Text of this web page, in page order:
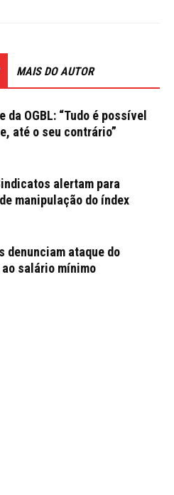
MAIS DO AUTOR
da OGBL: “Tudo é possível
até o seu contrário”
alertam para
manipulação do índex
denunciam ataque do
salário mínimo